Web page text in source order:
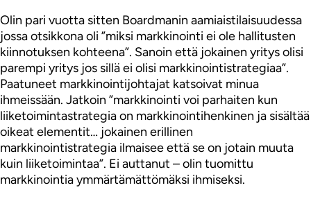
Olin pari vuotta sitten Boardmanin aamiaistilaisuudessa
jossa otsikkona oli ”miksi markkinointi ei ole hallitusten
kiinnotuksen kohteena”. Sanoin että jokainen yritys olisi
parempi yritys jos sillä ei olisi markkinointistrategiaa”.
Paatuneet markkinointijohtajat katsoivat minua
ihmeissään. Jatkoin ”markkinointi voi parhaiten kun
liiketoimintastrategia on markkinointihenkinen ja sisältää
oikeat elementit… jokainen erillinen
markkinointistrategia ilmaisee että se on jotain muuta
kuin liiketoimintaa”. Ei auttanut – olin tuomittu
markkinointia ymmärtämättömäksi ihmiseksi.